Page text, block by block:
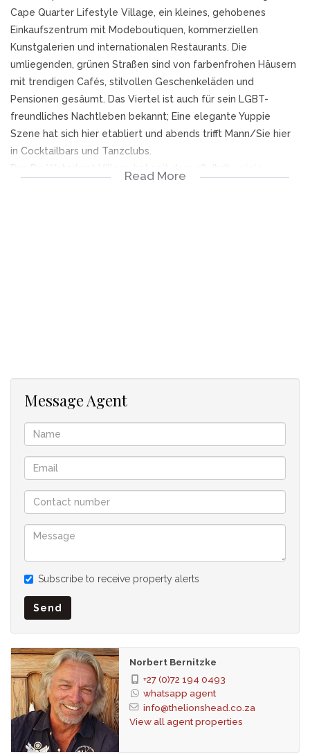
Cape Quarter Lifestyle Village, ein kleines, gehobenes
Einkaufszentrum mit Modeboutiquen, kommerziellen
Kunstgalerien und internationalen Restaurants. Die
umliegenden, grünen Straßen sind von farbenfrohen Häusern
mit trendigen Cafés, stilvollen Geschenkeläden und
Pensionen gesäumt. Das Viertel ist auch für sein LGBT-
freundliches Nachtleben bekannt; Eine elegante Yuppie
Szene hat sich hier etabliert und abends trifft Mann/Sie hier
in Cocktailbars und Tanzclubs.
Küche und ist komplett möbliert.
Der Tafelberg liegt 6 km von der Unterkunft entfernt und
das CTICC erreichen Sie nach 1,5 km. Vom internationalen
Flughafen Kapstadt trennen Sie 21 km.
106 m² Wohnfläche - 46 m² Terrasse
5. OG
2 Schlafzimmer
2 Badezimmer
1 offener Wohnbereich mit Küche
1 Kellerraum
Lift
Behindertengerechter Zugang
von innen nach außen kein Absatz, keine Stufen
Gesamte Wohneinheit ist rollstuhlgerecht
WLAN
Direkter unterirdischer Zugang zum Cape Quarter Shopping-
Center
Baujahr 2019
Kaufpreis plus Mwst
Die Napier Street-Entwicklung umfasst 19 High-End-
Read More
Message Agent
Subscribe to receive property alerts
Send
Norbert Bernitzke
+27 (0)72 194 0493
whatsapp agent
info@thelionshead.co.za
View all agent properties